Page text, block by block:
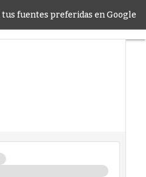
tus fuentes preferidas en Google